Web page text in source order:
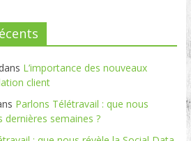
dans L’importance des nouveaux
client
Parlons Télétravail : que nous
dernières semaines ?